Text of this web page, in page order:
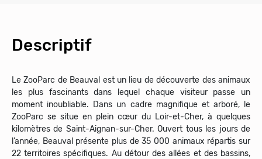
Descriptif
Le ZooParc de Beauval est un lieu de découverte des animaux
les plus fascinants dans lequel chaque visiteur passe un
moment inoubliable. Dans un cadre magnifique et arboré, le
ZooParc se situe en plein cœur du Loir-et-Cher, à quelques
kilomètres de Saint-Aignan-sur-Cher. Ouvert tous les jours de
l’année, Beauval présente plus de 35 000 animaux répartis sur
22 territoires spécifiques. Au détour des allées et des bassins,